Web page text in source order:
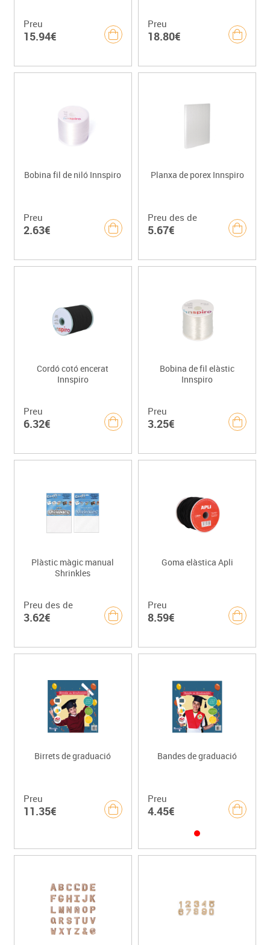
Preu
15.94€
Preu
18.80€
Bobina fil de niló Innspiro
Preu
2.63€
Planxa de porex Innspiro
Preu des de
5.67€
Cordó cotó encerat
Innspiro
Preu
6.32€
Bobina de fil elàstic
Innspiro
Preu
3.25€
Plàstic màgic manual
Shrinkles
Preu des de
3.62€
Goma elàstica Apli
Preu
8.59€
Birrets de graduació
Preu
11.35€
Bandes de graduació
Preu
4.45€